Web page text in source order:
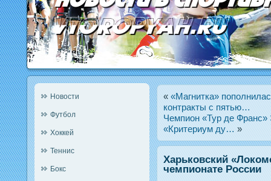
Новости
Футбол
Хоккей
Теннис
Бокс
««Магнитка»
контракты с пятью…
Чемпион «Тур де Франс»
«Критериум ду…»
Харьковский
чемпионате России